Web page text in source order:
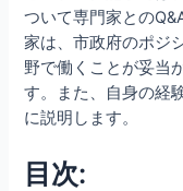
ついて専門家との
家は、市政府のポジ
野で働くことが妥当
す。また、自身の経
に説明します。
目次: